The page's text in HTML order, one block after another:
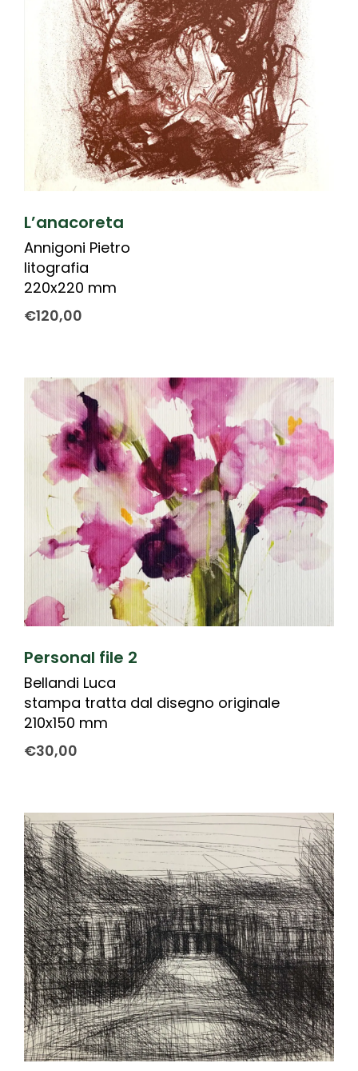
L’anacoreta
Annigoni Pietro
litografia
220x220 mm
€120,00
Personal file 2
Bellandi Luca
stampa tratta dal disegno originale
210x150 mm
€30,00